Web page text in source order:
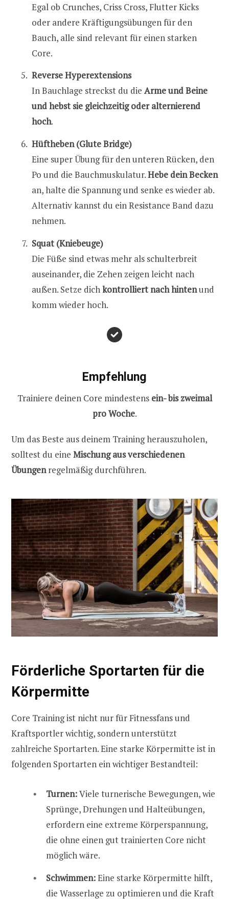
Egal ob Crunches, Criss Cross, Flutter Kicks
oder andere Kräftigungsübungen für den
Bauch, alle sind relevant für einen starken
Core.
Reverse Hyperextensions
In Bauchlage streckst du die Arme und Beine
und hebst sie gleichzeitig oder alternierend
hoch.
Hüftheben (Glute Bridge)
Eine super Übung für den unteren Rücken, den
Po und die Bauchmuskulatur.Hebe dein Becken
an, halte die Spannung und senke es wieder ab.
Alternativ kannst du ein Resistance Band dazu
nehmen.
Squat (Kniebeuge)
Die Füße sind etwas mehr als schulterbreit
auseinander, die Zehen zeigen leicht nach
außen. Setze dichkontrolliert nach hintenund
komm wieder hoch.
Empfehlung
Trainiere deinen Core mindestens ein- bis zweimal
pro Woche.
Um das Beste aus deinem Training herauszuholen,
solltest du eine Mischung aus verschiedenen
Übungenregelmäßig durchführen.
Förderliche Sportarten für die
Körpermitte
Core Training ist nicht nur für Fitnessfans und
Kraftsportler wichtig, sondern unterstützt
zahlreiche Sportarten. Eine starke Körpermitte ist in
folgenden Sportarten ein wichtiger Bestandteil:
Turnen:Viele turnerische Bewegungen, wie
Sprünge, Drehungen und Halteübungen,
erfordern eine extreme Körperspannung,
die ohne einen gut trainierten Core nicht
möglich wäre.
Schwimmen:Eine starke Körpermitte hilft,
die Wasserlage zu optimieren und die Kraft